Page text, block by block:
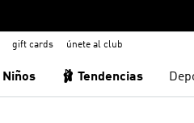
gift cards únete al club
Niños 🩰 Tendencias